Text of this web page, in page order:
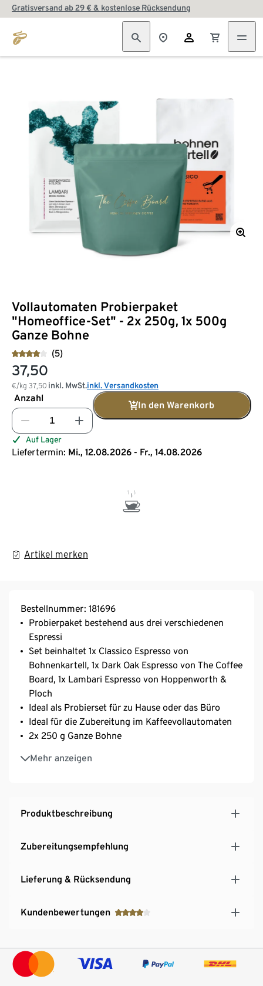
Gratisversand ab 29 € & kostenlose Rücksendung
Vollautomaten Probierpaket
"Homeoffice-Set" - 2x 250g, 1x 500g
Ganze Bohne
(5)
37,50
€/kg 37,50 inkl. MwSt.inkl. Versandkosten
Anzahl
In den Warenkorb
Auf Lager
Liefertermin: Mi., 12.08.2026 - Fr., 14.08.2026
Artikel merken
Bestellnummer: 181696
Probierpaket bestehend aus drei verschiedenen
Espressi
Set beinhaltet 1x Classico Espresso von
Bohnenkartell, 1x Dark Oak Espresso von The Coffee
Board, 1x Lambari Espresso von Hoppenworth &
Ploch
Ideal als Probierset für zu Hause oder das Büro
Ideal für die Zubereitung im Kaffeevollautomaten
2x 250 g Ganze Bohne
Mehr anzeigen
1x 500 g Ganze Bohne
Set-Ersparnis im Vergleich zum Kauf der
Produktbeschreibung
Zubereitungsempfehlung
Lieferung & Rücksendung
Kundenbewertungen